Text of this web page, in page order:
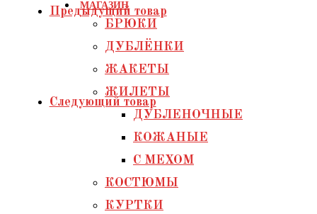
МАГАЗИН
БРЮКИ
ДУБЛЁНКИ
ЖАКЕТЫ
ЖИЛЕТЫ
ДУБЛЕНОЧНЫЕ
КОЖАНЫЕ
С МЕХОМ
КОСТЮМЫ
КУРТКИ
фриволите
Предыдущий товар
Следующий товар